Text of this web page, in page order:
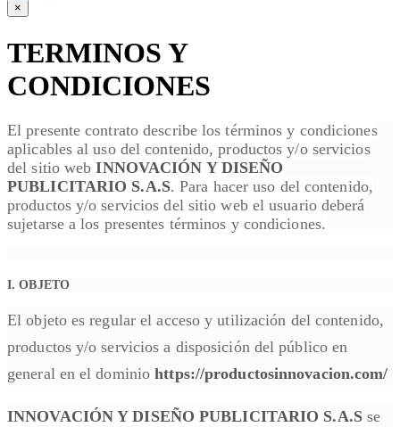
×
TERMINOS Y
CONDICIONES
El presente contrato describe los términos y condiciones
aplicables al uso del contenido, productos y/o servicios
del sitio webINNOVACIÓN Y DISEÑO
PUBLICITARIO S.A.S. Para hacer uso del contenido,
productos y/o servicios del sitio web el usuario deberá
sujetarse a los presentes términos y condiciones.
I. OBJETO
El objeto es regular el acceso y utilización del contenido,
productos y/o servicios a disposición del público en
general en el dominiohttps://productosinnovacion.com/
INNOVACIÓN Y DISEÑO PUBLICITARIO S.A.Sse